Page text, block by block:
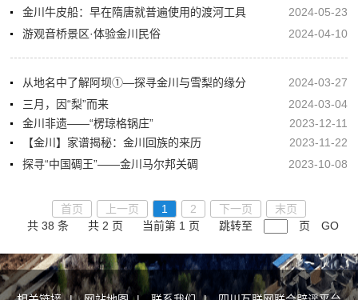
金川牛皮船：早在隋唐就普遍使用的渡河工具
2024-05-23
游观音桥景区·体验金川民俗
2024-04-10
从地名中了解阿坝①—探寻金川与雪梨的缘分
2024-03-27
三月，因“梨”而来
2024-03-04
金川非遗——“楞琼格锅庄”
2023-12-11
【金川】家谱揭秘：金川回族的来历
2023-11-22
探寻“中国碉王”——金川马尔邦关碉
2023-10-08
首页 上一页 1 2 下一页
末页
共 38 条
共 2 页 当前第 1 页 跳转至 页 GO